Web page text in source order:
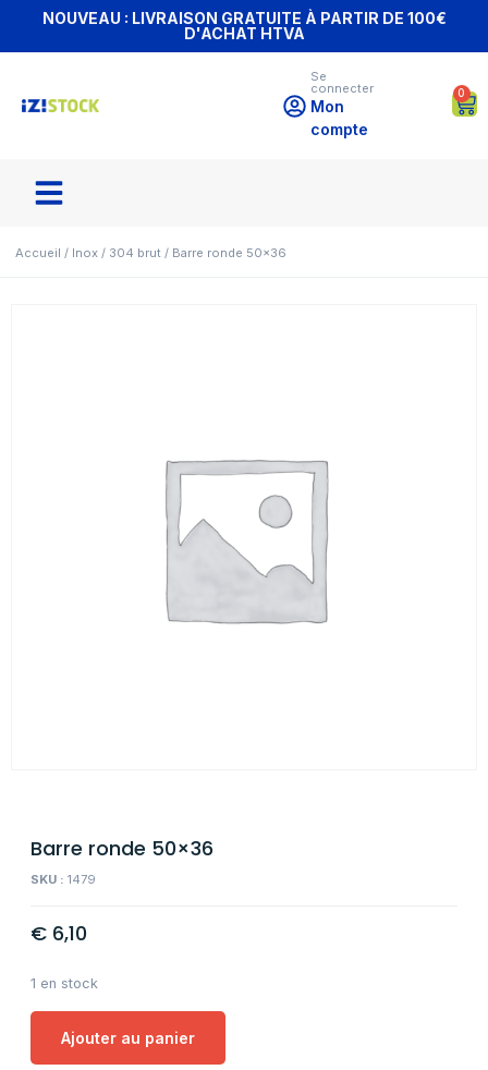
NOUVEAU : LIVRAISON GRATUITE À PARTIR DE 100€
D'ACHAT HTVA
Se
connecter
Mon
compte
0
Accueil / Inox / 304 brut / Barre ronde 50×36
Barre ronde 50×36
SKU : 1479
€ 6,10
1 en stock
Ajouter au panier